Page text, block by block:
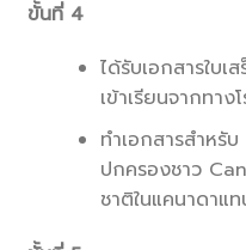
ขั้นที่ 4
ได้รับเอกสารใบเ
เข้าเรียนจากทาง
ทำเอกสารสำห
ปกครองชาว
ชาติในแคนาดาแ